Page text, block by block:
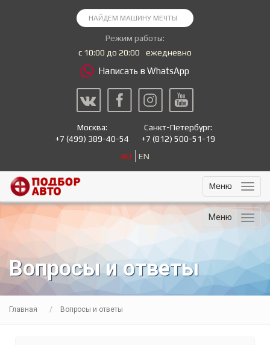
Режим работы:
с 10:00 до 20:00
ежедневно
Написать в WhatsApp
Москва:
+7 (499) 389-40-54
Санкт-Петербург:
+7 (812) 500-51-19
RU
EN
Меню
Меню
Вопросы и ответы
Главная Вопросы и ответы